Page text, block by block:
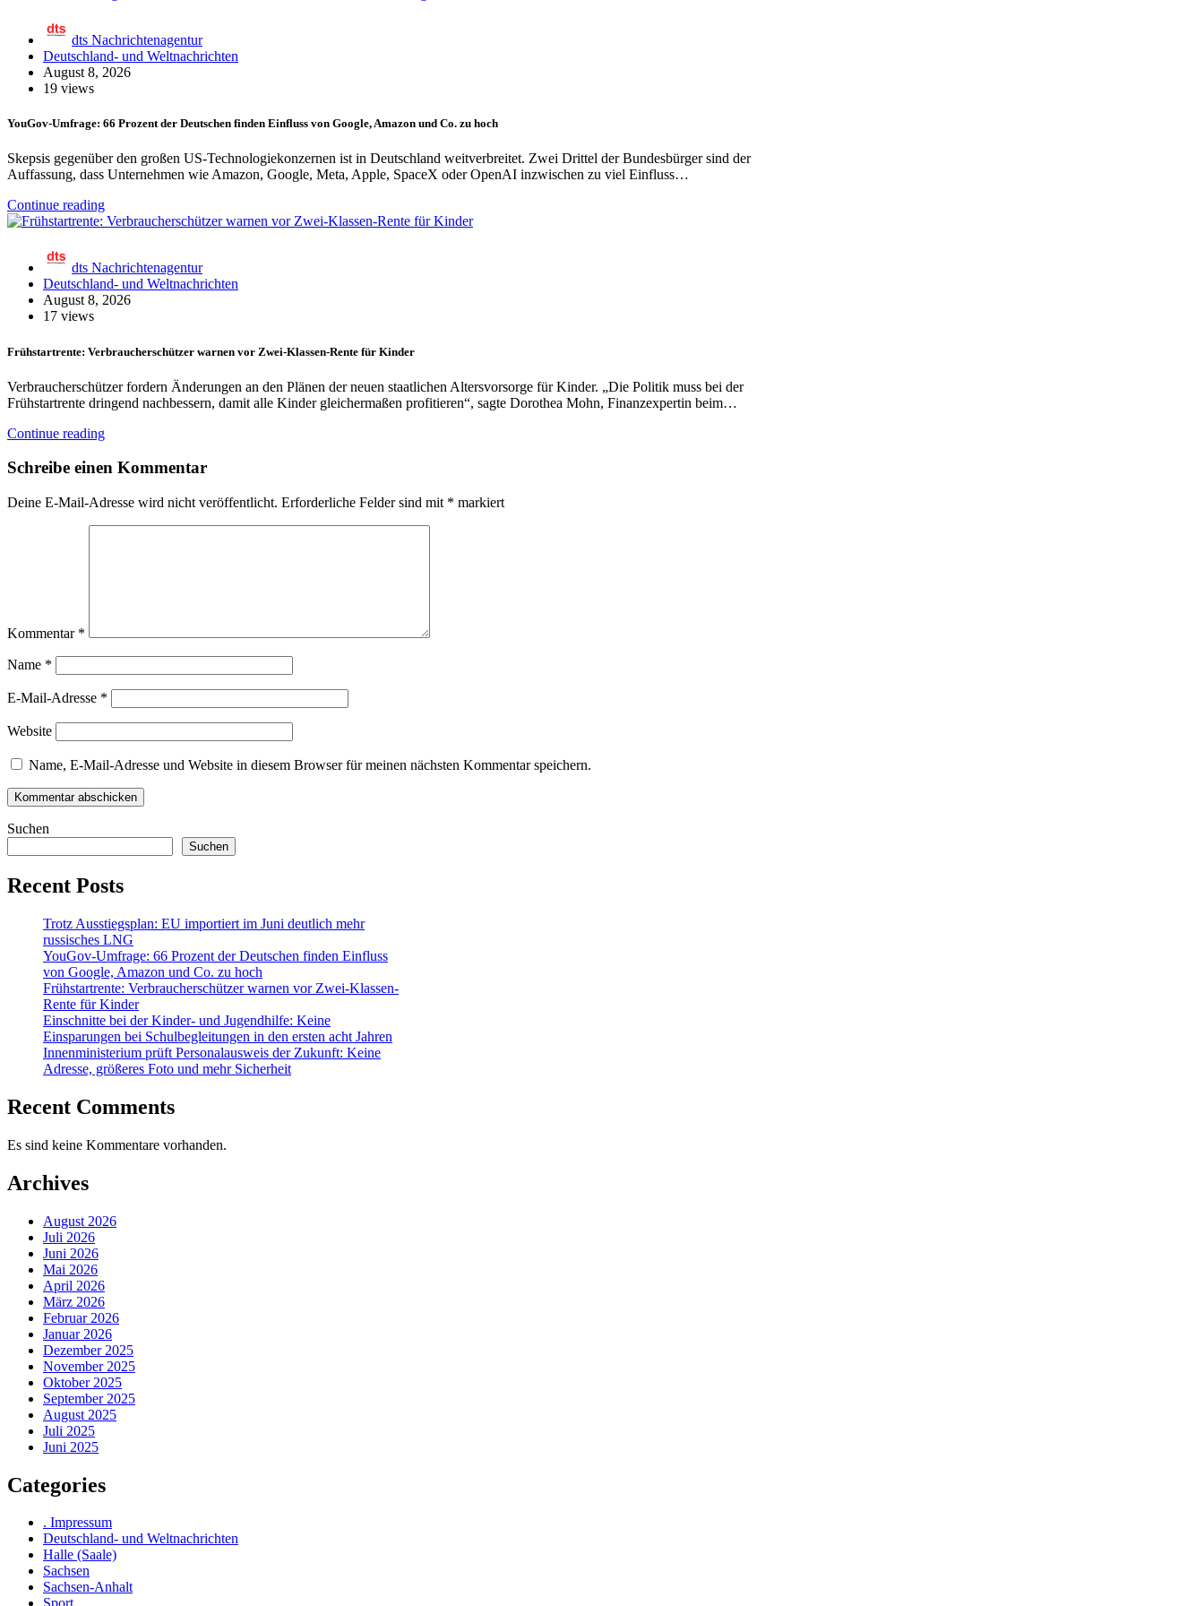
dts Nachrichtenagentur
Deutschland- und Weltnachrichten
August 8, 2026
19 views
YouGov-Umfrage: 66 Prozent der Deutschen finden Einfluss von Google, Amazon und Co. zu hoch
Skepsis gegenüber den großen US-Technologiekonzernen ist in Deutschland weitverbreitet. Zwei Drittel der Bundesbürger sind der
Auffassung, dass Unternehmen wie Amazon, Google, Meta, Apple, SpaceX oder OpenAI inzwischen zu viel Einfluss…
Continue reading
dts Nachrichtenagentur
Deutschland- und Weltnachrichten
August 8, 2026
17 views
Frühstartrente: Verbraucherschützer warnen vor Zwei-Klassen-Rente für Kinder
Verbraucherschützer fordern Änderungen an den Plänen der neuen staatlichen Altersvorsorge für Kinder. „Die Politik muss bei der
Frühstartrente dringend nachbessern, damit alle Kinder gleichermaßen profitieren“, sagte Dorothea Mohn, Finanzexpertin beim…
Continue reading
Schreibe einen Kommentar
Deine E-Mail-Adresse wird nicht veröffentlicht. Erforderliche Felder sind mit * markiert
Kommentar *
Name *
E-Mail-Adresse *
Website
Name, E-Mail-Adresse und Website in diesem Browser für meinen nächsten Kommentar speichern.
Suchen
Suchen
Recent Posts
Trotz Ausstiegsplan: EU importiert im Juni deutlich mehr
russisches LNG
YouGov-Umfrage: 66 Prozent der Deutschen finden Einfluss
von Google, Amazon und Co. zu hoch
Frühstartrente: Verbraucherschützer warnen vor Zwei-Klassen-
Rente für Kinder
Einschnitte bei der Kinder- und Jugendhilfe: Keine
Einsparungen bei Schulbegleitungen in den ersten acht Jahren
Innenministerium prüft Personalausweis der Zukunft: Keine
Adresse, größeres Foto und mehr Sicherheit
Recent Comments
Es sind keine Kommentare vorhanden.
Archives
August 2026
Juli 2026
Juni 2026
Mai 2026
April 2026
März 2026
Februar 2026
Januar 2026
Dezember 2025
November 2025
Oktober 2025
September 2025
August 2025
Juli 2025
Juni 2025
Categories
. Impressum
Deutschland- und Weltnachrichten
Halle (Saale)
Sachsen
Sachsen-Anhalt